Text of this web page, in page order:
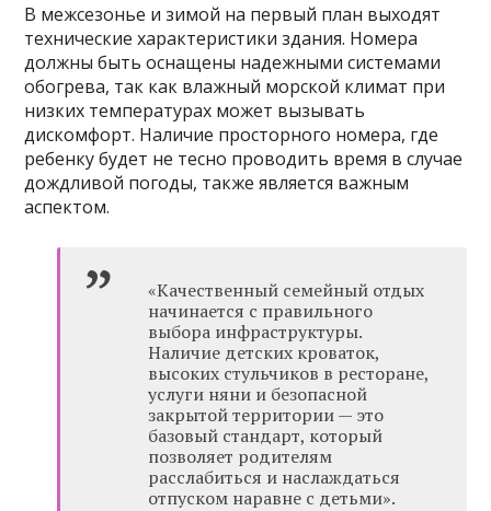
В межсезонье и зимой на первый план выходят
технические характеристики здания. Номера
должны быть оснащены надежными системами
обогрева, так как влажный морской климат при
низких температурах может вызывать
дискомфорт. Наличие просторного номера, где
ребенку будет не тесно проводить время в случае
дождливой погоды, также является важным
аспектом.
«Качественный семейный отдых
начинается с правильного
выбора инфраструктуры.
Наличие детских кроваток,
высоких стульчиков в ресторане,
услуги няни и безопасной
закрытой территории — это
базовый стандарт, который
позволяет родителям
расслабиться и наслаждаться
отпуском наравне с детьми».